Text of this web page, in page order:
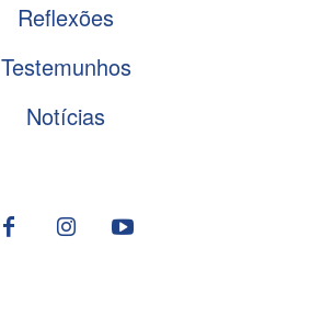
Reflexões
Testemunhos
Notícias